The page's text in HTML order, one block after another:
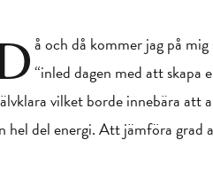
å och då kommer jag på
“inled dagen med att skapa
vilket borde innebära att
hel del energi. Att jämföra grad